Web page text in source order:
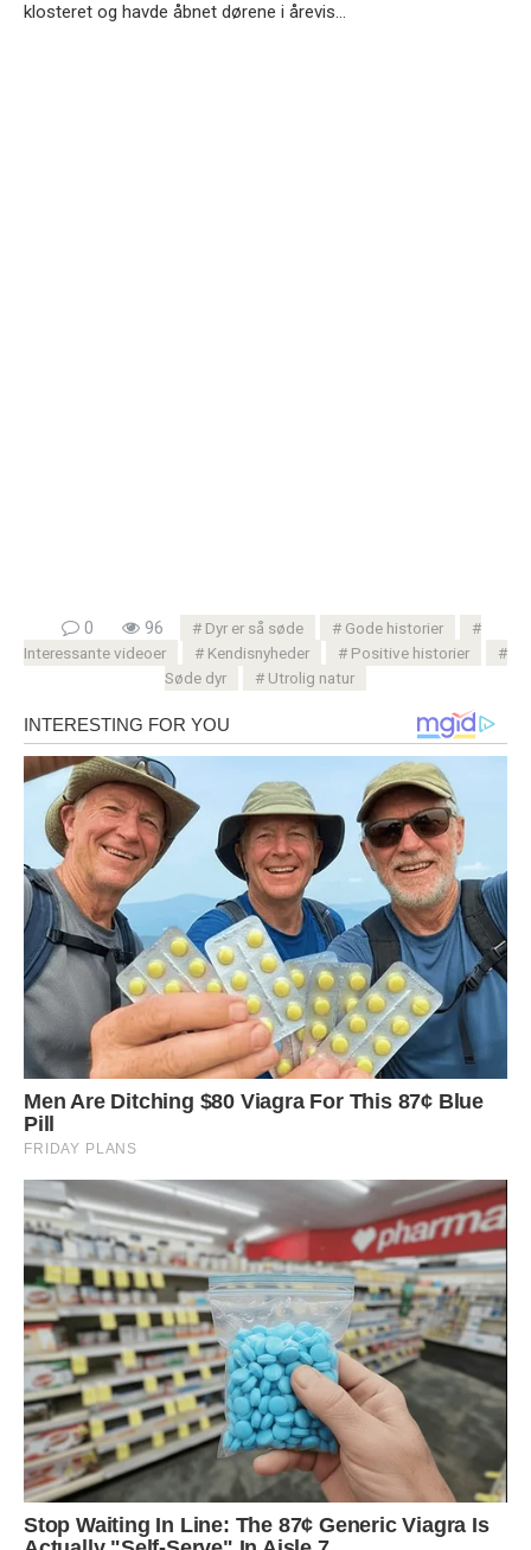
klosteret og havde åbnet dørene i årevis…
0 96 Dyr er så søde
Gode ​​historier
Interessante videoer
Kendisnyheder
Positive historier
Søde dyr
Utrolig natur